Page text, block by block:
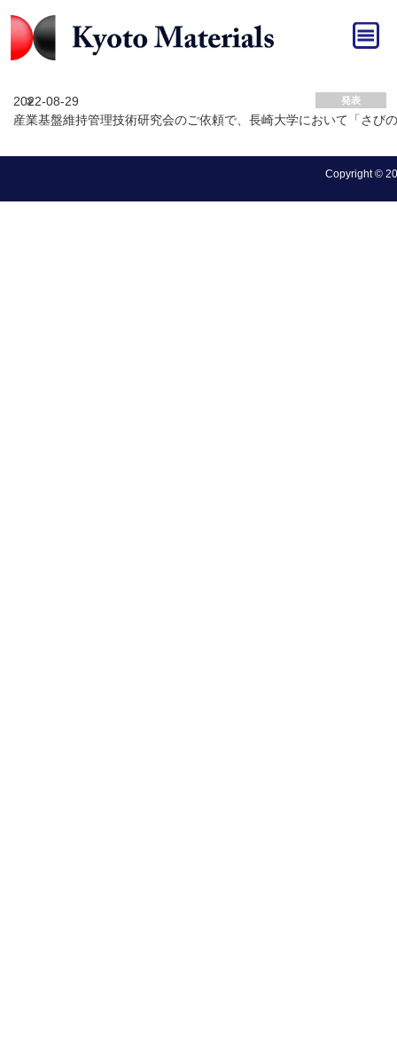
HOME
発表 アーカイブ
2022-08-29 発表
産業基盤維持管理技術研究会のご依頼で、長崎大学において「さび
Copyright ©